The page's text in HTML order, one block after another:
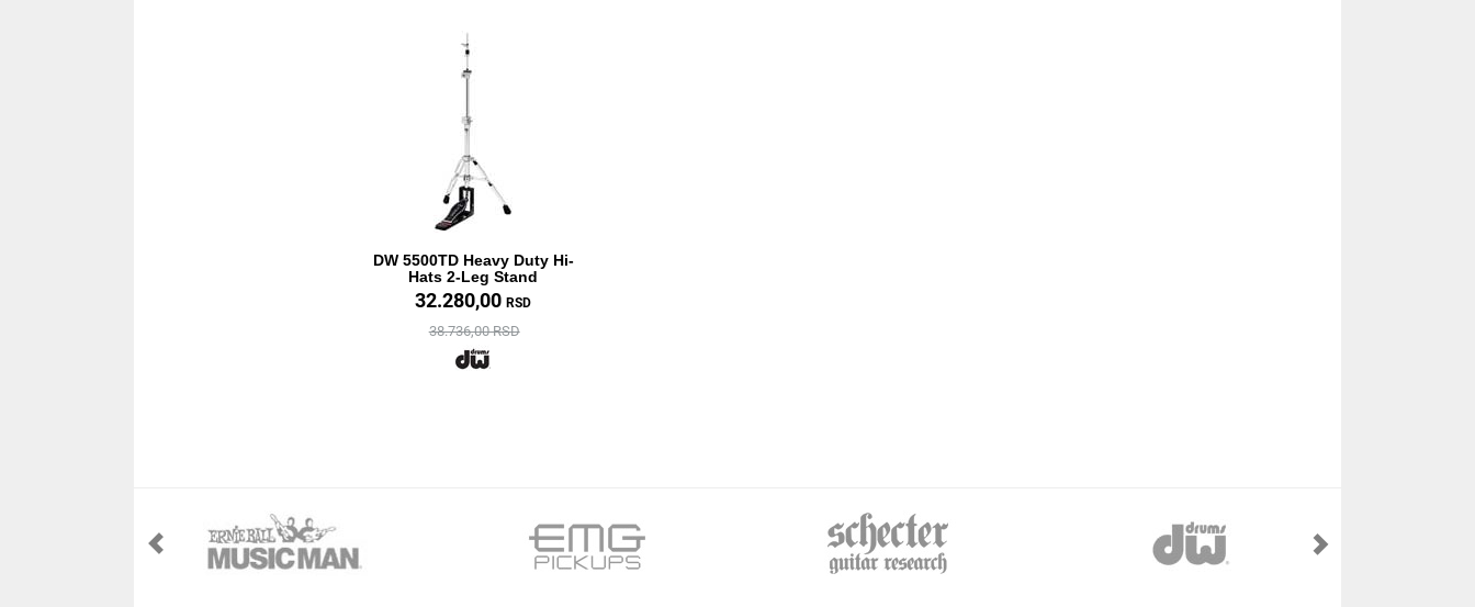
DW 5500TD Heavy Duty Hi-
Hats 2-Leg Stand
32.280,00RSD
38.736,00 RSD